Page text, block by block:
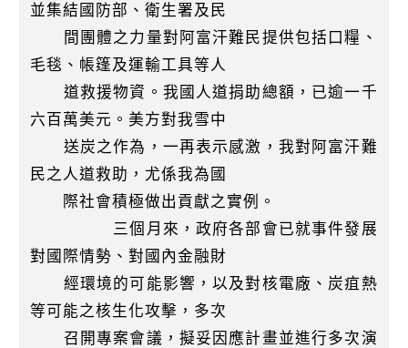
並集結國防部、衛生署及民
間團體之力量對阿富汗難民提供包括口糧、
毛毯、帳篷及運輸工具等人
道救援物資。我國人道捐助總額，已逾一千
六百萬美元。美方對我雪中
送炭之作為，一再表示感激，我對阿富汗難
民之人道救助，尤係我為國
際社會積極做出貢獻之實例。
三個月來，政府各部會已就事件發展
對國際情勢、對國內金融財
經環境的可能影響，以及對核電廠、炭疽熱
等可能之核生化攻擊，多次
召開專案會議，擬妥因應計畫並進行多次演